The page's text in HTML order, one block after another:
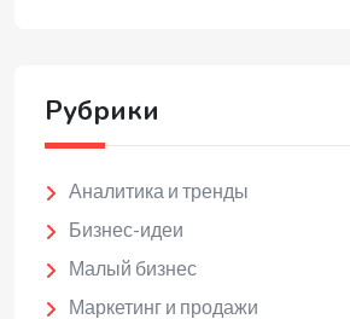
Рубрики
Аналитика и тренды
Бизнес-идеи
Малый бизнес
Маркетинг и продажи